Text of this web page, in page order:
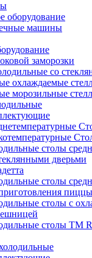
оборудование
машины
заморозки
со
охлаждаемые
морозильные
столы
дверьми
столы
пиццы
столы с
столы ТМ